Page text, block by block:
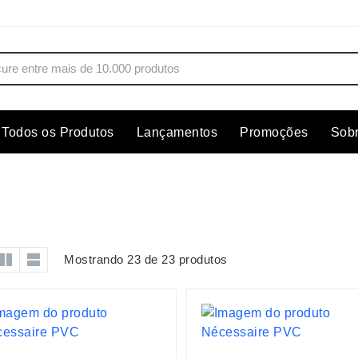
Executivos
Espelhos
Esporte e Jogos
Kit Queijo
Todos os Produtos Lançamentos Promoções
Mostrando 23 de 23 produtos